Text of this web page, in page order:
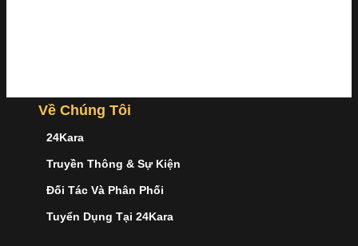
Về Chúng Tôi
24Kara
Truyền Thông & Sự Kiện
Đối Tác Và Phân Phối
Tuyển Dụng Tại 24Kara